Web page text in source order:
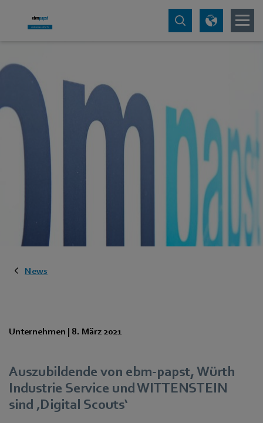
News
Unternehmen | 8. März 2021
Auszubildende von ebm-papst,Würth
Industrie Service und WITTENSTEIN
sind ‚Digital Scouts‘